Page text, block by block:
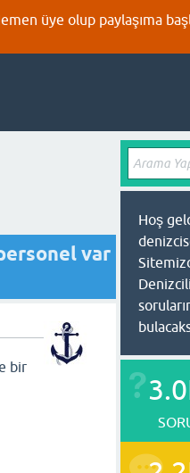
üye olup paylaşıma
var
bir
Hoş